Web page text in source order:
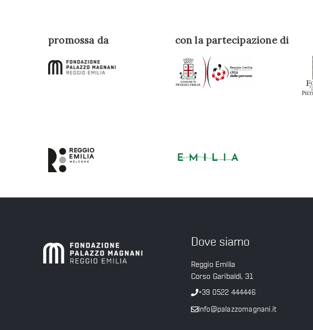
promossa da con la partecipazione di
Dove siamo
Reggio Emilia
Corso Garibaldi, 31
+39 0522 444446
info@palazzomagnani.it